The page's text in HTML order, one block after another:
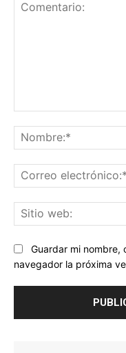
Guardar mi nombre,
navegador la próxima